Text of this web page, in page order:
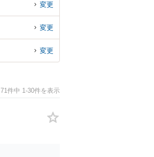
変更
変更
変更
71件中 1-30件を表示